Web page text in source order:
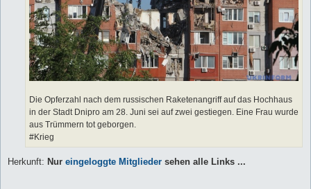
Die Opferzahl nach dem russischen Raketenangriff auf das Hochhaus
in der Stadt Dnipro am 28. Juni sei auf zwei gestiegen. Eine Frau wurde
aus Trümmern tot geborgen.
#Krieg
Herkunft: Nur eingeloggte Mitglieder sehen alle Links ...